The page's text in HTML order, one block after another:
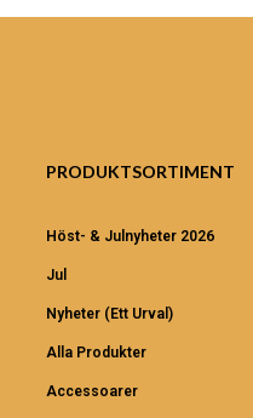
PRODUKTSORTIMENT
Höst- & Julnyheter 2026
Jul
Nyheter (ett Urval)
Alla Produkter
Accessoarer